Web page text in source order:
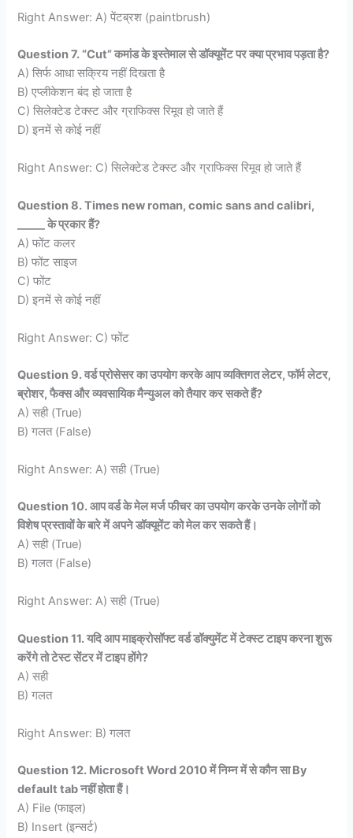
Right Answer: A) पेंटब्रश (paintbrush)
Question 7. “Cut” कमांड के इस्तेमाल से डॉक्यूमेंट पर क्या प्रभाव पड़ता है?
A) सिर्फ आधा सक्रिय नहीं दिखता है
B) एप्लीकेशन बंद हो जाता है
C) सिलेक्टेड टेक्स्ट और ग्राफिक्स रिमूव हो जाते हैं
D) इनमें से कोई नहीं
Right Answer: C) सिलेक्टेड टेक्स्ट और ग्राफिक्स रिमूव हो जाते हैं
Question 8. Times new roman, comic sans and calibri,
_____ के प्रकार हैं?
A) फोंट कलर
B) फोंट साइज
C) फोंट
D) इनमें से कोई नहीं
Right Answer: C) फोंट
Question 9. वर्ड प्रोसेसर का उपयोग करके आप व्यक्तिगत लेटर, फॉर्म लेटर,
ब्रोशर, फैक्स और व्यवसायिक मैन्युअल को तैयार कर सकते हैं?
A) सही (True)
B) गलत (False)
Right Answer: A) सही (True)
Question 10. आप वर्ड के मेल मर्ज फीचर का उपयोग करके उनके लोगों को
विशेष प्रस्तावों के बारे में अपने डॉक्यूमेंट को मेल कर सकते हैं।
A) सही (True)
B) गलत (False)
Right Answer: A) सही (True)
Question 11. यदि आप माइक्रोसॉफ्ट वर्ड डॉक्युमेंट में टेक्स्ट टाइप करना शुरू
करेंगे तो टेस्ट सेंटर में टाइप होंगे?
A) सही
B) गलत
Right Answer: B) गलत
Question 12. Microsoft Word 2010 में निम्न में से कौन सा By
default tab नहीं होता हैं।
A) File (फाइल)
B) Insert (इन्सर्ट)